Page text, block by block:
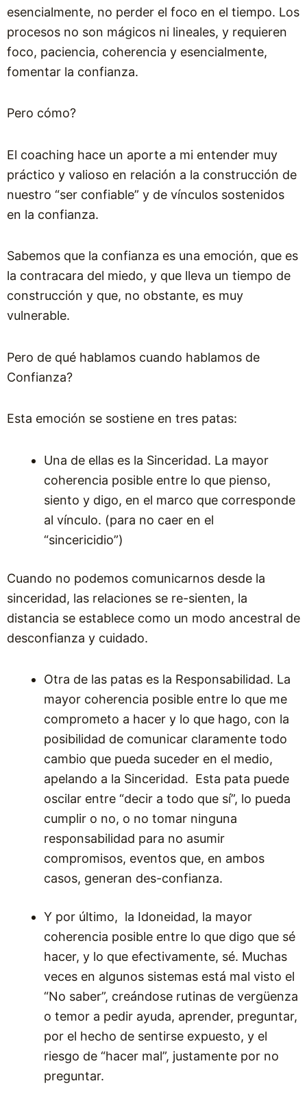
esencialmente, no perder el foco en el tiempo. Los
procesos no son mágicos ni lineales, y requieren
foco, paciencia, coherencia y esencialmente,
fomentar la confianza.
Pero cómo?
El coaching hace un aporte a mi entender muy
práctico y valioso en relación a la construcción de
nuestro “ser confiable” y de vínculos sostenidos
en la confianza.
Sabemos que la confianza es una emoción, que es
la contracara del miedo, y que lleva un tiempo de
construcción y que, no obstante, es muy
vulnerable.
Pero de qué hablamos cuando hablamos de
Confianza?
Esta emoción se sostiene en tres patas:
Una de ellas es la Sinceridad. La mayor
coherencia posible entre lo que pienso,
siento y digo, en el marco que corresponde
al vínculo. (para no caer en el
“sincericidio”)
Cuando no podemos comunicarnos desde la
sinceridad, las relaciones se re-sienten, la
distancia se establece como un modo ancestral de
desconfianza y cuidado.
Otra de las patas es la Responsabilidad. La
mayor coherencia posible entre lo que me
comprometo a hacer y lo que hago, con la
posibilidad de comunicar claramente todo
cambio que pueda suceder en el medio,
apelando a la Sinceridad. Esta pata puede
oscilar entre “decir a todo que sí”, lo pueda
cumplir o no, o no tomar ninguna
responsabilidad para no asumir
compromisos, eventos que, en ambos
casos, generan des-confianza.
Y por último, la Idoneidad, la mayor
coherencia posible entre lo que digo que sé
hacer, y lo que efectivamente, sé. Muchas
veces en algunos sistemas está mal visto el
“No saber”, creándose rutinas de vergüenza
o temor a pedir ayuda, aprender, preguntar,
por el hecho de sentirse expuesto, y el
riesgo de “hacer mal”, justamente por no
preguntar.